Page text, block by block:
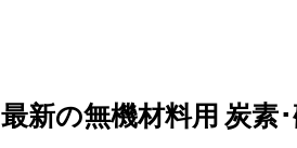
最新の無機材料用 炭素